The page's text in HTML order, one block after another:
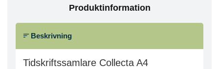
Produktinformation
Beskrivning
Tidskriftssamlare Collecta A4